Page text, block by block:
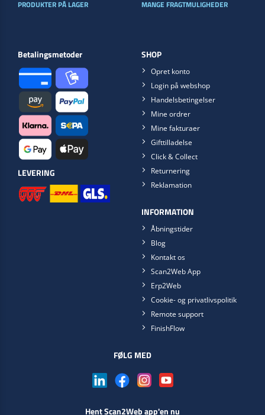
PRODUKTER PÅ LAGER MANGE FRAGTMULIGHEDER
Betalingsmetoder
LEVERING
SHOP
Opret konto
Login på webshop
Handelsbetingelser
Mine ordrer
Mine fakturaer
Gifttilladelse
Click & Collect
Returnering
Reklamation
INFORMATION
Åbningstider
Blog
Kontakt os
Scan2Web App
Erp2Web
Cookie- og privatlivspolitik
Remote support
FinishFlow
FØLG MED
Hent Scan2Web app'en nu